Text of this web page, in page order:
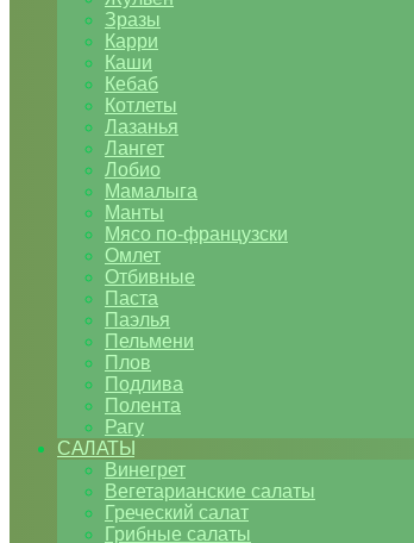
Зразы
Карри
Каши
Кебаб
Котлеты
Лазанья
Лангет
Лобио
Мамалыга
Манты
Мясо по-французски
Омлет
Отбивные
Паста
Паэлья
Пельмени
Плов
Подлива
Полента
Рагу
САЛАТЫ
Винегрет
Вегетарианские салаты
Греческий салат
Грибные салаты